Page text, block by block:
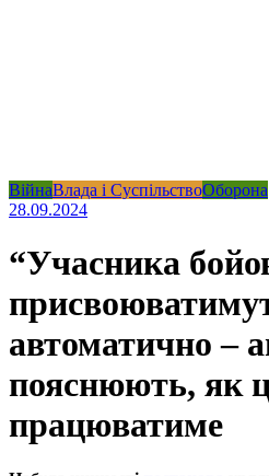
ВійнаВлада і СуспільствоОборона
28.09.2024
“Учасника
автоматично –
пояснюють, як
працюватиме